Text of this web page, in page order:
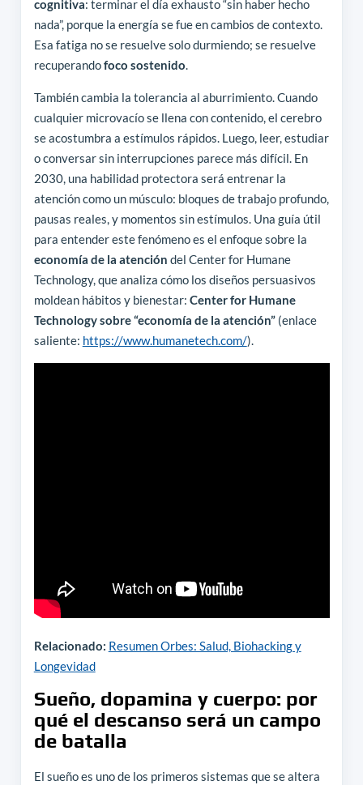
cognitiva: terminar el día exhausto “sin haber hecho
nada”, porque la energía se fue en cambios de contexto.
Esa fatiga no se resuelve solo durmiendo; se resuelve
recuperandofoco sostenido.
También cambia la tolerancia al aburrimiento. Cuando
cualquier microvacío se llena con contenido, el cerebro
se acostumbra a estímulos rápidos. Luego, leer, estudiar
o conversar sin interrupciones parece más difícil. En
2030, una habilidad protectora será entrenar la
atención como un músculo: bloques de trabajo profundo,
pausas reales, y momentos sin estímulos. Una guía útil
para entender este fenómeno es el enfoque sobre la
economía de la atención del Center for Humane
Technology, que analiza cómo los diseños persuasivos
moldean hábitos y bienestar: Center for Humane
Technology sobre “economía de la atención”(enlace
saliente: https://www.humanetech.com/).
Relacionado: Resumen Orbes: Salud, Biohacking y
Longevidad
Sueño, dopamina y cuerpo: por
qué el descanso será un campo
de batalla
El sueño es uno de los primeros sistemas que se altera